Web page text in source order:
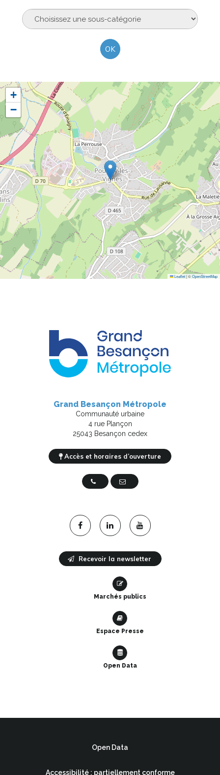
Sous-
catégories
OK
+
−
Leaflet|©OpenStreetMap
Grand Besançon Métropole
Communauté urbaine
4 rue Plançon
25043 Besançon cedex
Accès et horaires d’ouverture
03 81 87 88 89Nous contacter
Lien
le
compte
Lien
le
compte
Lien
la
chaîne
Recevoir la newsletter
Marchés publics
Espace Presse
Open Data
Open Data
Accessibilité : partiellement conforme